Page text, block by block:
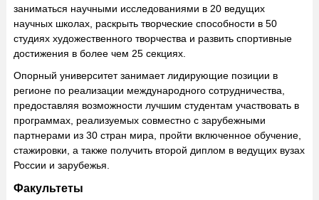
заниматься научными исследованиями в 20 ведущих
научных школах, раскрыть творческие способности в 50
студиях художественного творчества и развить спортивные
достижения в более чем 25 секциях.
Опорный университет занимает лидирующие позиции в
регионе по реализации международного сотрудничества,
предоставляя возможности лучшим студентам участвовать в
программах, реализуемых совместно с зарубежными
партнерами из 30 стран мира, пройти включенное обучение,
стажировки, а также получить второй диплом в ведущих вузах
России и зарубежья.
Факультеты